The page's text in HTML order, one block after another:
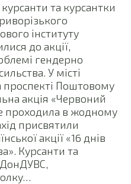
та курсантки
інституту
до акції,
гендерно
У місті
проспекті Поштовому
акція «Червоний
проходила в жодному
присвятили
акції «16 днів
Курсанти та